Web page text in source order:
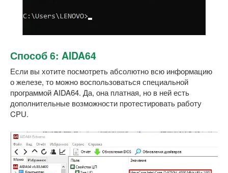
Способ 6: AIDA64
Если вы хотите посмотреть абсолютно всю информацию
о железе, то можно воспользоваться специальной
программой AIDA64. Да, она платная, но в ней есть
дополнительные возможности протестировать работу
CPU.